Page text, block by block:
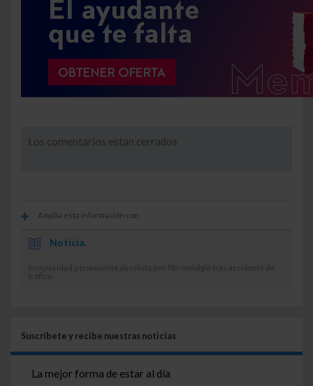
Los comentarios están cerrados
Amplía esta información con
Noticia.
Suscríbete y recibe nuestras noticias
La mejor forma de estar al día